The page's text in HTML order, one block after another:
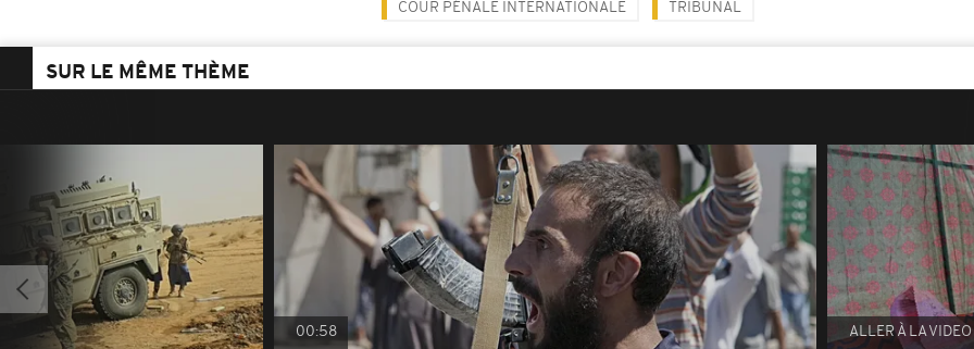
COUR PÉNALE INTERNATIONALE TRIBUNAL
SUR LE MÊME THÈME
00:58 ALLER À LA VIDEO